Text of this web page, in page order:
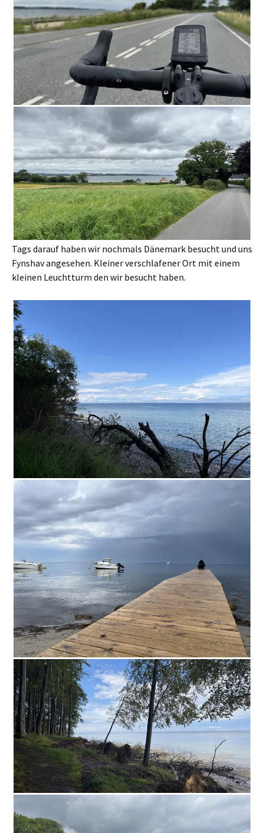
Tags darauf haben wir nochmals Dänemark besucht und uns
Fynshav angesehen. Kleiner verschlafener Ort mit einem
kleinen Leuchtturm den wir besucht haben.